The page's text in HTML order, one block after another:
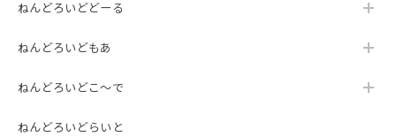
ねんどろいどどーる
ねんどろいどもあ
ねんどろいどこ～で
ねんどろいどらいと